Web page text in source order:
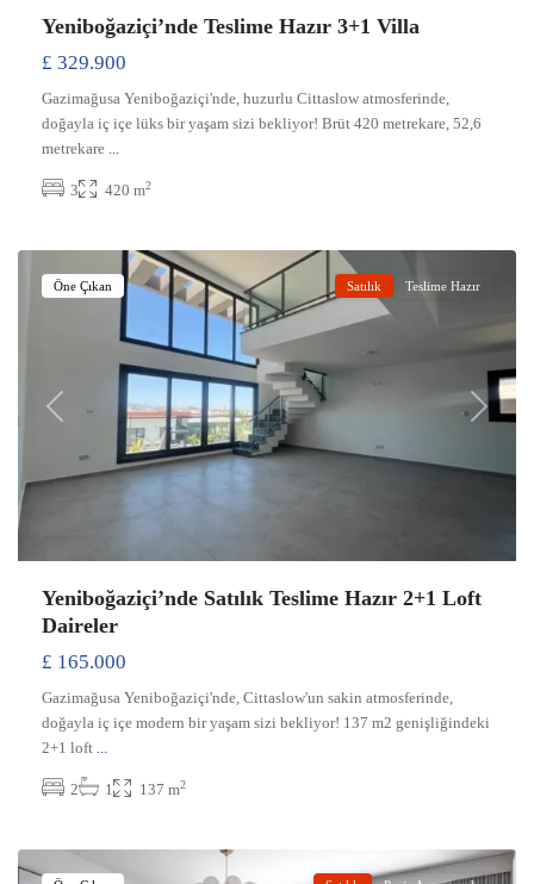
Yeniboğaziçi’nde Teslime Hazır 3+1 Villa
£ 329.900
Gazimağusa Yeniboğaziçi'nde, huzurlu Cittaslow atmosferinde,
doğayla iç içe lüks bir yaşam sizi bekliyor! Brüt 420 metrekare, 52,6
metrekare
3 420 m2
Yeniboğaziçi
Previous Next
Öne Çıkan Satılık Teslime Hazır
Yeniboğaziçi’nde Satılık Teslime Hazır 2+1 Loft
Daireler
£ 165.000
Gazimağusa Yeniboğaziçi'nde, Cittaslow'un sakin atmosferinde,
doğayla iç içe modern bir yaşam sizi bekliyor! 137 m2 genişliğindeki
2+1 loft ...
2 1 137 m2
Yeniboğaziçi,